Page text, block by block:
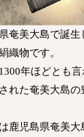
奄美大島で誕
織物です。
年ほどとも
れた奄美大島の
鹿児島県奄美